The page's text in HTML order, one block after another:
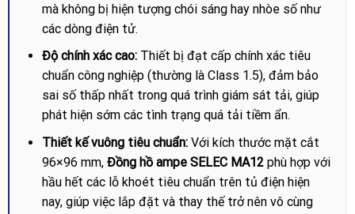
mà không bị hiện tượng chói sáng hay nhòe số như
các dòng điện tử.
Độ chính xác cao:Thiết bị đạt cấp chính xác tiêu
chuẩn công nghiệp (thường là Class 1.5), đảm bảo
sai số thấp nhất trong quá trình giám sát tải, giúp
phát hiện sớm các tình trạng quá tải tiềm ẩn.
Thiết kế vuông tiêu chuẩn:Với kích thước mặt cắt
96×96 mm, Đồng hồ ampe SELEC MA12phù hợp với
hầu hết các lỗ khoét tiêu chuẩn trên tủ điện hiện
nay, giúp việc lắp đặt và thay thế trở nên vô cùng